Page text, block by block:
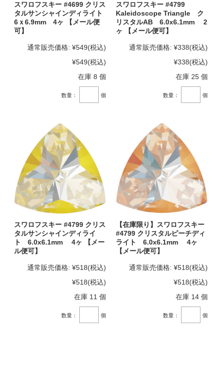
スワロフスキー #4699 クリス
タルサンシャインディライト
6ｘ6.9mm 4ヶ 【メール便
可】
通常販売価格: ¥549(税込)
¥549(税込)
在庫 8 個
数量： 個
スワロフスキー #4799
Kaleidoscope Triangle ク
リスタルAB 6.0x6.1mm 2
ヶ 【メール便可】
通常販売価格: ¥338(税込)
¥338(税込)
在庫 25 個
数量： 個
スワロフスキー #4799 クリス
タルサンシャインディライ
ト 6.0x6.1mm 4ヶ 【メー
ル便可】
通常販売価格: ¥518(税込)
¥518(税込)
在庫 11 個
数量： 個
【在庫限り】スワロフスキー
#4799 クリスタルピーチディ
ライト 6.0x6.1mm 4ヶ
【メール便可】
通常販売価格: ¥518(税込)
¥518(税込)
在庫 14 個
数量： 個